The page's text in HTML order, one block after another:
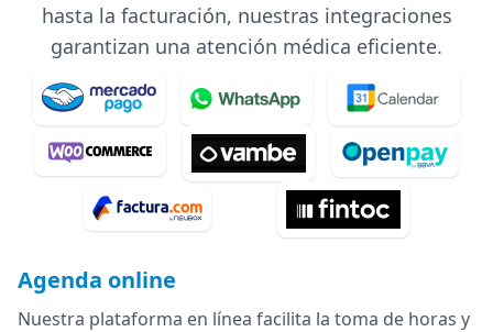
hasta la facturación, nuestras integraciones
garantizan una atención médica eficiente.
Agenda online
Nuestra plataforma en línea facilita la toma de horas y